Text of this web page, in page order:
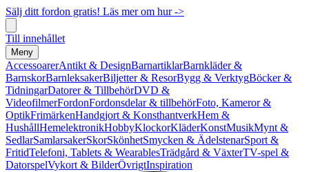
Sälj ditt fordon gratis! Läs mer om hur ->
Till innehållet
Meny
AccessoarerAntikt & DesignBarnartiklarBarnkläder &
BarnskorBarnleksakerBiljetter & ResorBygg & VerktygBöcker &
TidningarDatorer & TillbehörDVD &
VideofilmerFordonFordonsdelar & tillbehörFoto, Kameror &
OptikFrimärkenHandgjort & KonsthantverkHem &
HushållHemelektronikHobbyKlockorKläderKonstMusikMynt &
SedlarSamlarsakerSkorSkönhetSmycken & ÄdelstenarSport &
FritidTelefoni, Tablets & WearablesTrädgård & VäxterTV-spel &
DatorspelVykort & BilderÖvrigtInspiration